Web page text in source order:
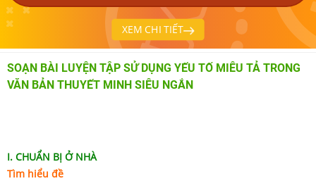
XEM CHI TIẾT
SOẠN BÀI LUYỆN TẬP SỬ DỤNG YẾU TỐ MIÊU TẢ TRONG
VĂN BẢN THUYẾT MINH SIÊU NGẮN
I. CHUẨN BỊ Ở NHÀ
Tìm hiểu đề